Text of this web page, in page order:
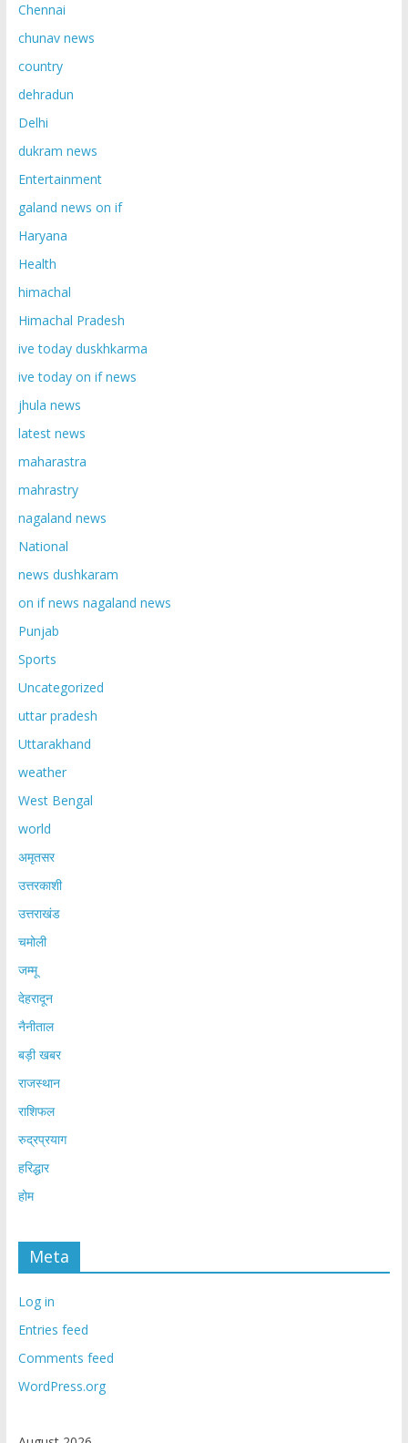
Chennai
chunav news
country
dehradun
Delhi
dukram news
Entertainment
galand news on if
Haryana
Health
himachal
Himachal Pradesh
ive today duskhkarma
ive today on if news
jhula news
latest news
maharastra
mahrastry
nagaland news
National
news dushkaram
on if news nagaland news
Punjab
Sports
Uncategorized
uttar pradesh
Uttarakhand
weather
West Bengal
world
अमृतसर
उत्तरकाशी
उत्तराखंड
चमोली
जम्मू
देहरादून
नैनीताल
बड़ी खबर
राजस्थान
राशिफल
रुद्रप्रयाग
हरिद्धार
होम
Meta
Log in
Entries feed
Comments feed
WordPress.org